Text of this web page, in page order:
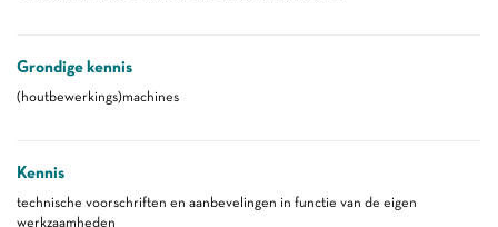
Grondige kennis
(houtbewerkings)machines
Kennis
technische voorschriften en aanbevelingen in functie van de eigen
werkzaamheden